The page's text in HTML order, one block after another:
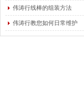
伟涛行线棒的组装方法
伟涛行教您如何日常维护